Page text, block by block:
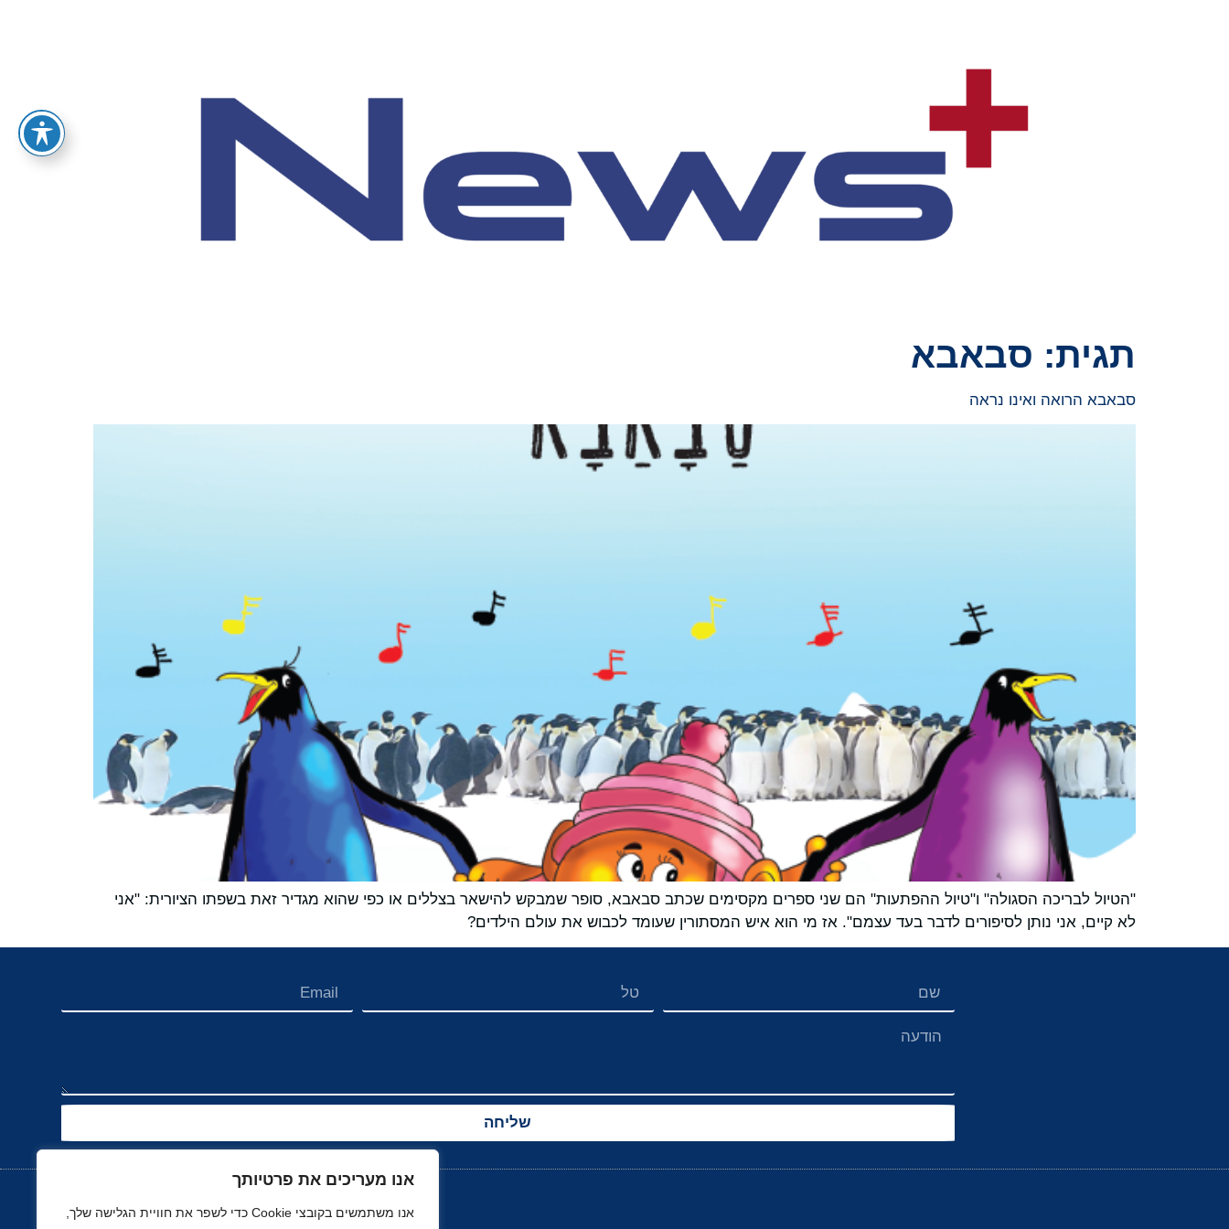
אנו מעריכים את פרטיותך
אנו משתמשים בקובצי Cookie כדי לשפר את חוויית הגלישה שלך,
תגית: סבאבא
סבאבא הרואה ואינו נראה
"הטיול לבריכה הסגולה" ו"טיול ההפתעות" הם שני ספרים מקסימים שכתב סבאבא, סופר שמבקש להישאר בצללים או כפי שהוא מגדיר זאת בשפתו הציורית: "אני
לא קיים, אני נותן לסיפורים לדבר בעד עצמם". אז מי הוא איש המסתורין שעומד לכבוש את עולם הילדים?
שליחה